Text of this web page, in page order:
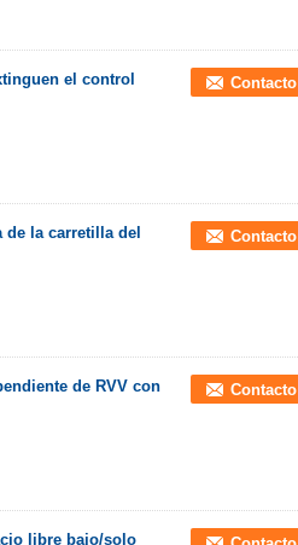
el control
Contacto
la carretilla del
Contacto
de RVV con
Contacto
libre bajo/solo